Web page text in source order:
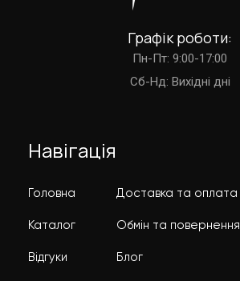
Графік роботи:
Пн-Пт: 9:00-17:00
Cб-Нд: Вихідні дні
Навігація
Головна
Каталог
Відгуки
Доставка та оплата
Обмін та повернення
Блог